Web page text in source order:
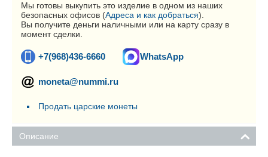
Мы готовы выкупить это изделие в одном из наших
безопасных офисов (Адреса и как добраться).
Вы получите деньги наличными или на карту сразу в
момент сделки.
+7(968)436-6660 WhatsApp
moneta@nummi.ru
Продать царские монеты
Описание